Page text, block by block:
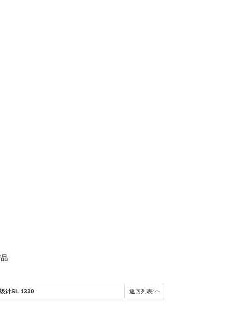
计SL-1330 返回列表>>